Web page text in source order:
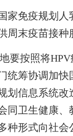
免疫规划人
周末疫苗接种
按照将HPV
统筹协调加
划信息系统
同卫生健康
种形式向社